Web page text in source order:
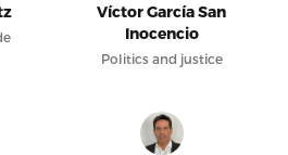
Víctor García San
Inocencio
Politics and justice